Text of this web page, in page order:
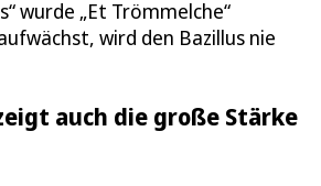
wurde „Et Trömmelche“
wird den Bazillus nie
auch die große Stärke